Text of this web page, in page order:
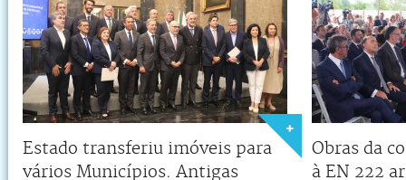
Estado transferiu imóveis para
vários Municípios. Antigas
Obras da
à EN 222